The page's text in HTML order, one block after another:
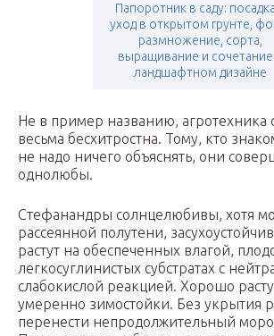
Папоротник в саду:
уход в открытом грунте,
размножение, сорта,
выращивание и сочетание
ландшафтном дизайне
Не в пример названию, агротехника
весьма бесхитростна. Тому, кто
не надо ничего объяснять, они
однолюбы.
Стефанандры солнцелюбивы, хотя
рассеянной полутени,
растут на обеспеченных влагой,
легкосуглинистых субстратах с
слабокислой реакцией. Хорошо
умеренно зимостойки. Без укрытия
перенести непродолжительный